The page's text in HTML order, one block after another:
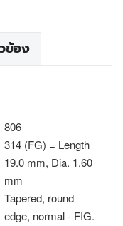
ข้อง
806
314 (FG) = Length
19.0 mm, Dia. 1.60
mm
Tapered, round
edge, normal - FIG.